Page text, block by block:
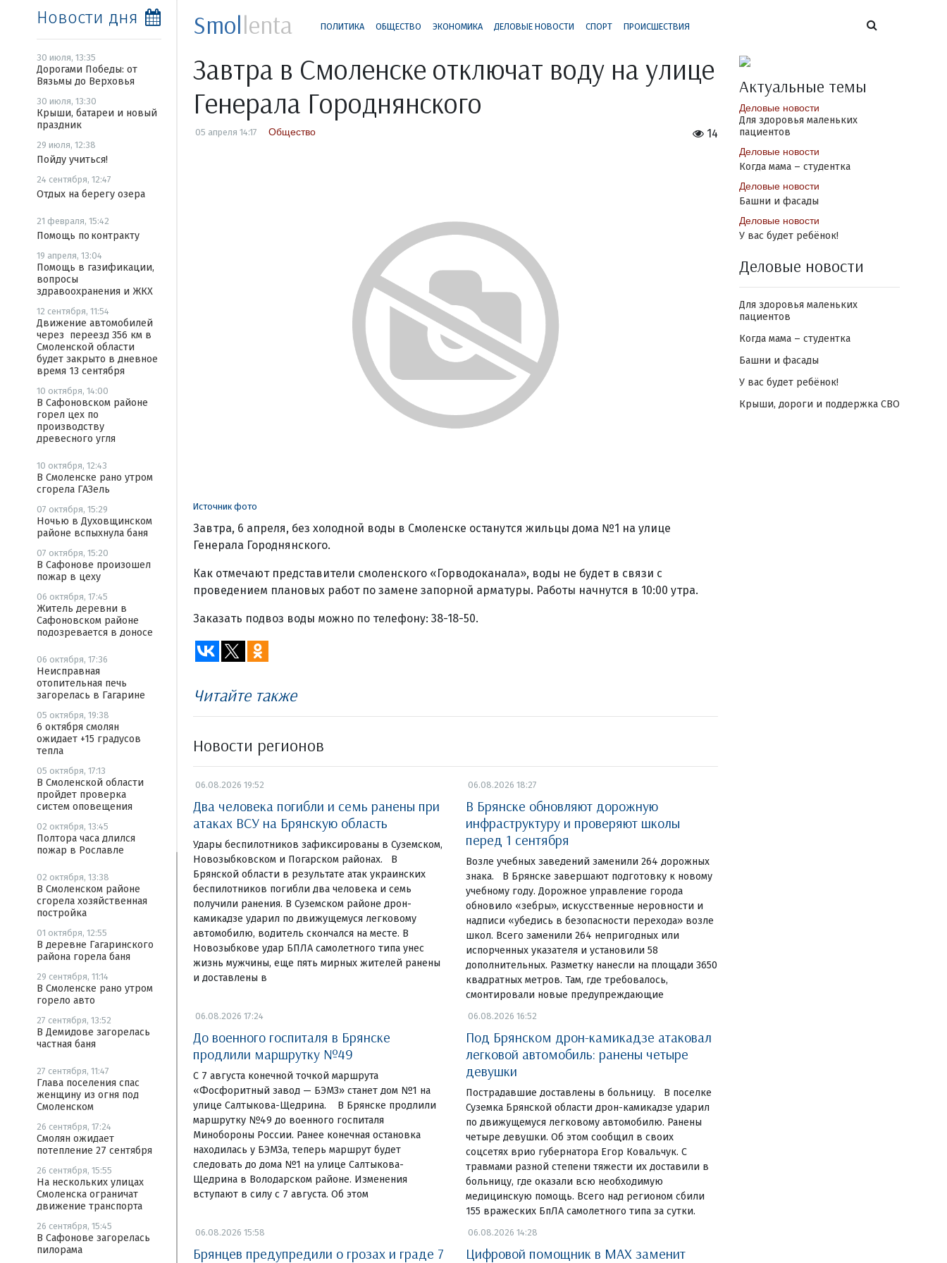
Новости дня
30 июля, 13:35
Дорогами Победы: от
Вязьмы до Верховья
30 июля, 13:30
Крыши, батареи и новый
праздник
29 июля, 12:38
Пойду учиться!
24 сентября, 12:47
Отдых на берегу озера
21 февраля, 15:42
Помощь по контракту
19 апреля, 13:04
Помощь в газификации,
вопросы
здравоохранения и ЖКХ
12 сентября, 11:54
Движение автомобилей
через переезд 356 км в
Смоленской области
будет закрыто в дневное
время 13 сентября
10 октября, 14:00
В Сафоновском районе
горел цех по
производству
древесного угля
10 октября, 12:43
В Смоленске рано утром
сгорела ГАЗель
07 октября, 15:29
Ночью в Духовщинском
районе вспыхнула баня
07 октября, 15:20
В Сафонове произошел
пожар в цеху
06 октября, 17:45
Житель деревни в
Сафоновском районе
подозревается в доносе
06 октября, 17:36
Неисправная
отопительная печь
загорелась в Гагарине
05 октября, 19:38
6 октября смолян
ожидает +15 градусов
тепла
05 октября, 17:13
В Смоленской области
пройдет проверка
систем оповещения
02 октября, 13:45
Полтора часа длился
пожар в Рославле
02 октября, 13:38
В Смоленском районе
сгорела хозяйственная
постройка
01 октября, 12:55
В деревне Гагаринского
района горела баня
29 сентября, 11:14
В Смоленске рано утром
горело авто
27 сентября, 13:52
В Демидове загорелась
частная баня
27 сентября, 11:47
Глава поселения спас
женщину из огня под
Смоленском
26 сентября, 17:24
Смолян ожидает
потепление 27 сентября
26 сентября, 15:55
На нескольких улицах
Смоленска ограничат
движение транспорта
26 сентября, 15:45
В Сафонове загорелась
пилорама
Smollenta ПОЛИТИКА ОБЩЕСТВО ЭКОНОМИКА ДЕЛОВЫЕ НОВОСТИ СПОРТ ПРОИСШЕСТВИЯ
Завтра в Смоленске отключат воду на улице
Генерала Городнянского
14
05 апреля 14:17 Общество
Источник фото
Завтра, 6 апреля, без холодной воды в Смоленске останутся жильцы дома №1 на улице
Генерала Городнянского.
Как отмечают представители смоленского «Горводоканала», воды не будет в связи с
проведением плановых работ по замене запорной арматуры. Работы начнутся в 10:00 утра.
Заказать подвоз воды можно по телефону: 38-18-50.
Читайте также
Новости регионов
06.08.2026 19:52
Два человека погибли и семь ранены при
атаках ВСУ на Брянскую область
Удары беспилотников зафиксированы в Суземском,
Новозыбковском и Погарском районах. В
Брянской области в результате атак украинских
беспилотников погибли два человека и семь
получили ранения. В Суземском районе дрон-
камикадзе ударил по движущемуся легковому
автомобилю, водитель скончался на месте. В
Новозыбкове удар БПЛА самолетного типа унес
жизнь мужчины, еще пять мирных жителей ранены
и доставлены в
06.08.2026 18:27
В Брянске обновляют дорожную
инфраструктуру и проверяют школы
перед 1 сентября
Возле учебных заведений заменили 264 дорожных
знака. В Брянске завершают подготовку к новому
учебному году. Дорожное управление города
обновило «зебры», искусственные неровности и
надписи «убедись в безопасности перехода» возле
школ. Всего заменили 264 непригодных или
испорченных указателя и установили 58
дополнительных. Разметку нанесли на площади 3650
квадратных метров. Там, где требовалось,
смонтировали новые предупреждающие
06.08.2026 17:24
До военного госпиталя в Брянске
продлили маршрутку №49
С 7 августа конечной точкой маршрута
«Фосфоритный завод — БЭМЗ» станет дом №1 на
улице Салтыкова-Щедрина. В Брянске продлили
маршрутку №49 до военного госпиталя
Минобороны России. Ранее конечная остановка
находилась у БЭМЗа, теперь маршрут будет
следовать до дома №1 на улице Салтыкова-
Щедрина в Володарском районе. Изменения
вступают в силу с 7 августа. Об этом
06.08.2026 16:52
Под Брянском дрон-камикадзе атаковал
легковой автомобиль: ранены четыре
девушки
Пострадавшие доставлены в больницу. В поселке
Суземка Брянской области дрон-камикадзе ударил
по движущемуся легковому автомобилю. Ранены
четыре девушки. Об этом сообщил в своих
соцсетях врио губернатора Егор Ковальчук. С
травмами разной степени тяжести их доставили в
больницу, где оказали всю необходимую
медицинскую помощь. Всего над регионом сбили
155 вражеских БпЛА самолетного типа за сутки.
06.08.2026 15:58
Брянцев предупредили о грозах и граде 7
06.08.2026 14:28
Цифровой помощник в MAX заменит
Актуальные темы
Деловые новости
Для здоровья маленьких
пациентов
Деловые новости
Когда мама – студентка
Деловые новости
Башни и фасады
Деловые новости
У вас будет ребёнок!
Деловые новости
Для здоровья маленьких
пациентов
Когда мама – студентка
Башни и фасады
У вас будет ребёнок!
Крыши, дороги и поддержка СВО